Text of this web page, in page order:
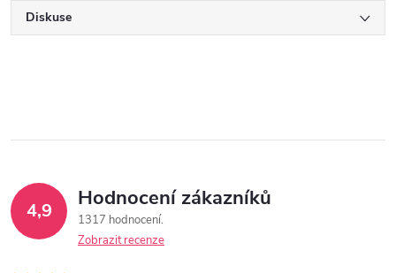
Diskuse
4,9 Hodnocení zákazníků
1317 hodnocení
Zobrazit recenze